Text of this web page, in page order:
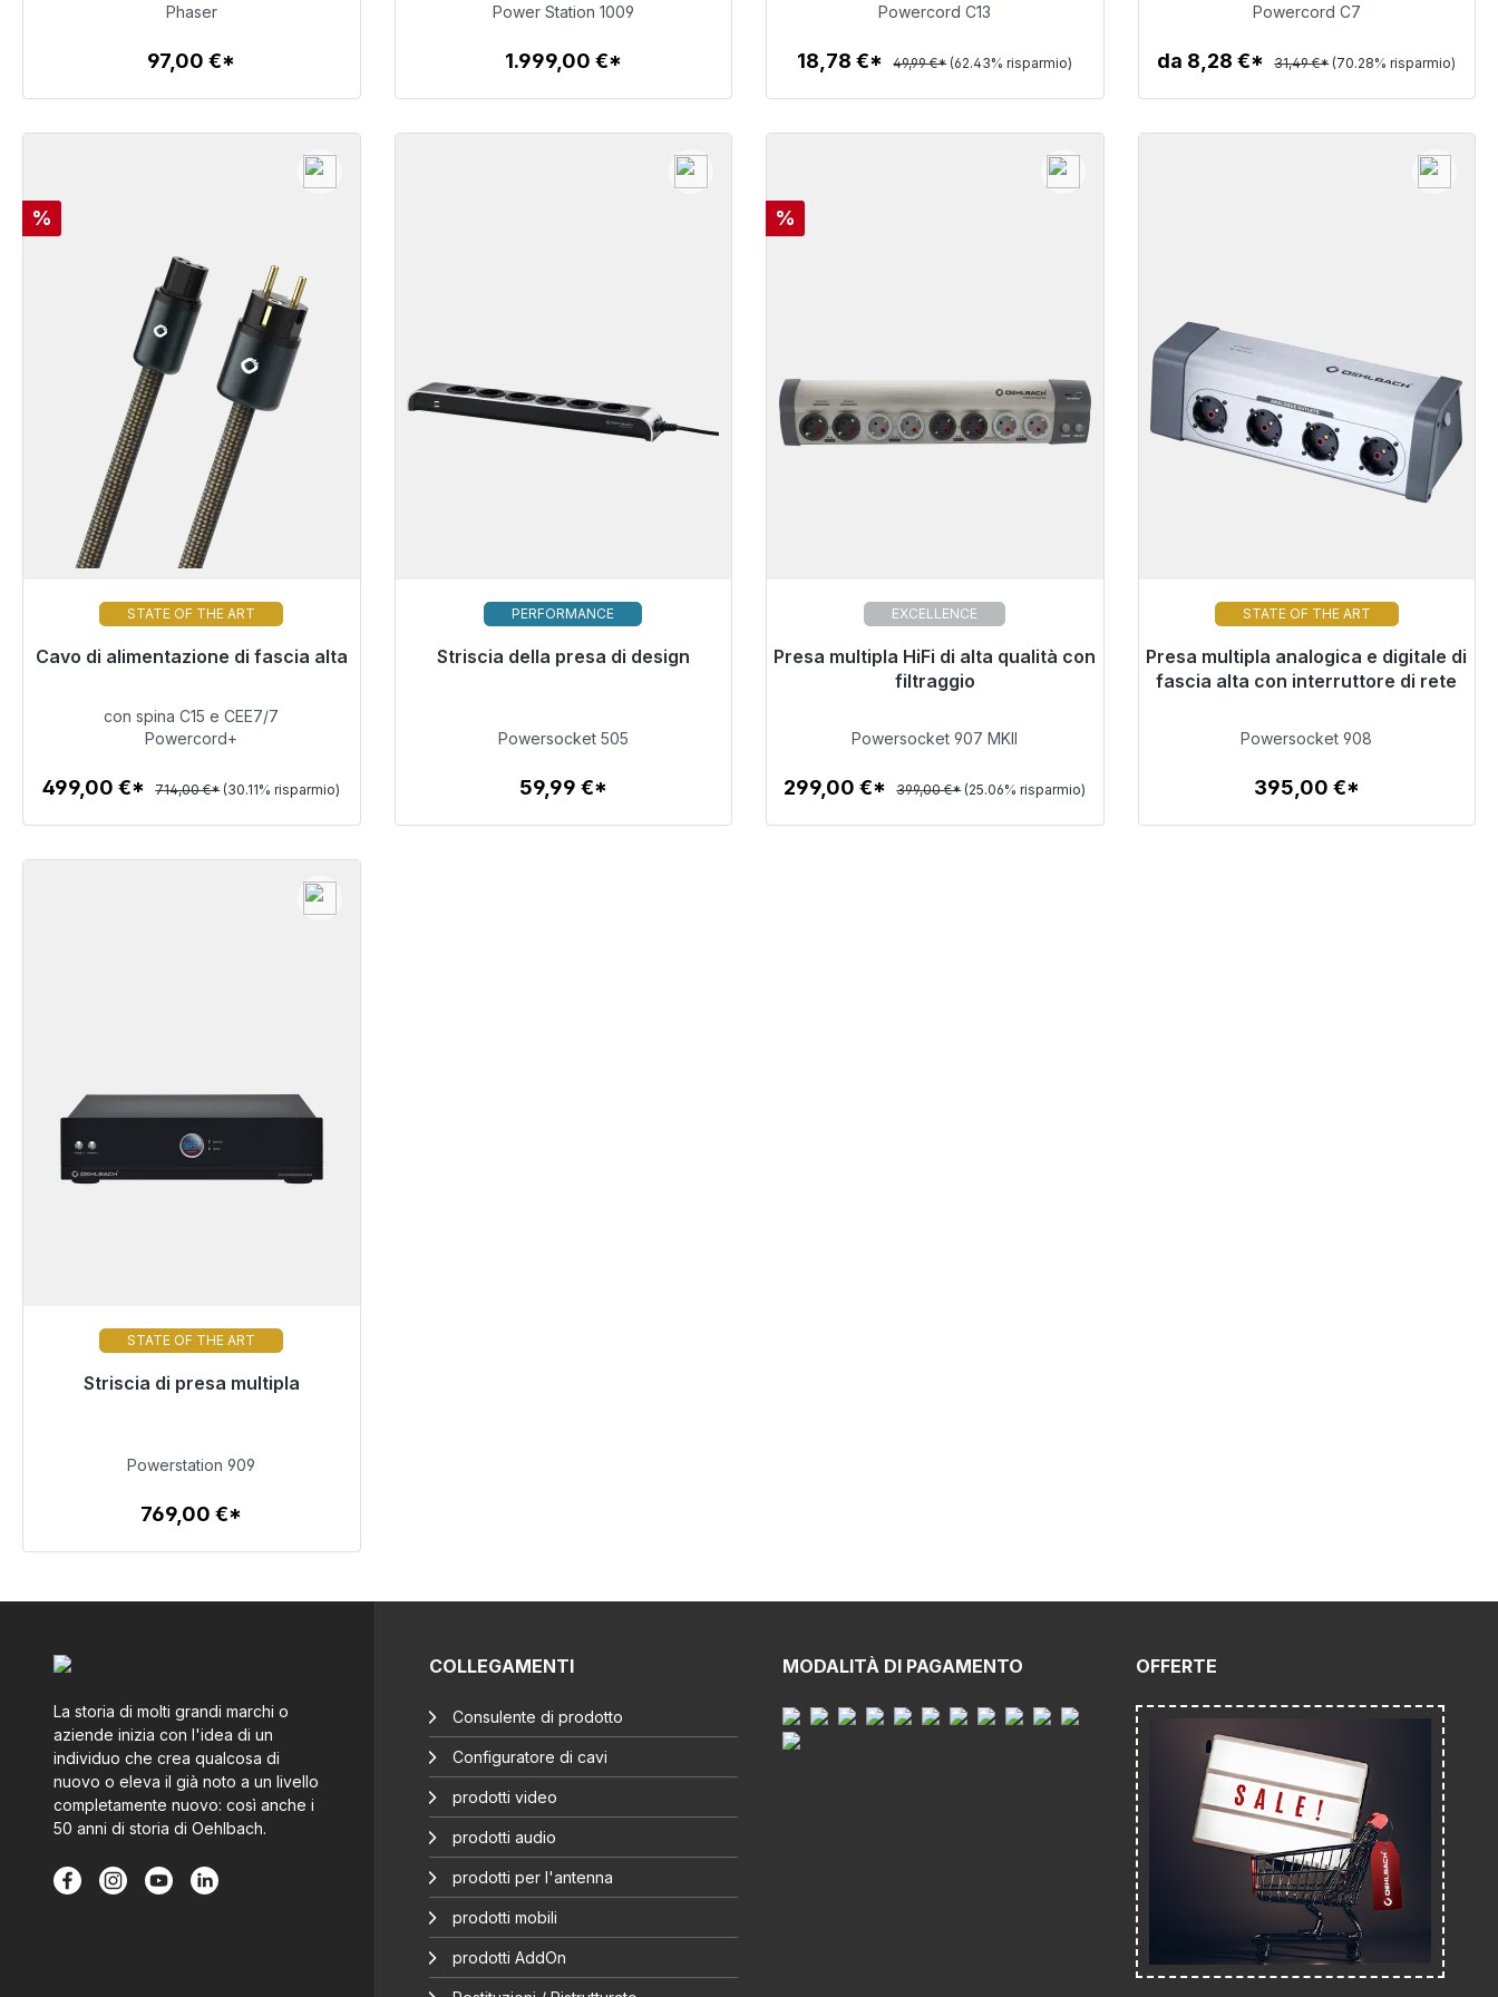
97,00 €
Dettagli
Phaser
97,00 €*
1.999,00 €
Dettagli
Power Station 1009
1.999,00 €*
18,78 €
Dettagli
Powercord C13
18,78 €* 49,99 €* (62.43% risparmio)
9,36 €
Dettagli
Powercord C7
da 8,28 €* 31,49 €* (70.28% risparmio)
Sconto
%
STATE OF THE ART
Cavo di alimentazione di fascia alta
Pronto per la spedizione immediata,
499,00 €
Dettagli
con spina C15 e CEE7/7
Powercord+
499,00 €* 714,00 €* (30.11% risparmio)
PERFORMANCE
Striscia della presa di design
Pronto per la spedizione immediata,
59,99 €
Dettagli
Powersocket 505
59,99 €*
Sconto
%
EXCELLENCE
Presa multipla HiFi di alta qualità con
filtraggio
Pronto per la spedizione immediata,
tempo di consegna 48 ore*
299,00 €
Dettagli
Powersocket 907 MKII
299,00 €* 399,00 €* (25.06% risparmio)
STATE OF THE ART
Presa multipla analogica e digitale di
fascia alta con interruttore di rete
Non più disponibile
Dettagli
Powersocket 908
395,00 €*
STATE OF THE ART
Striscia di presa multipla
Pronto per la spedizione immediata,
769,00 €
Dettagli
Powerstation 909
769,00 €*
La storia di molti grandi marchi o
aziende inizia con l'idea di un
individuo che crea qualcosa di
nuovo o eleva il già noto a un livello
completamente nuovo: così anche i
50 anni di storia di Oehlbach.
COLLEGAMENTI
Consulente di prodotto
Configuratore di cavi
prodotti video
prodotti audio
prodotti per l'antenna
prodotti mobili
prodotti AddOn
MODALITÀ DI PAGAMENTO OFFERTE